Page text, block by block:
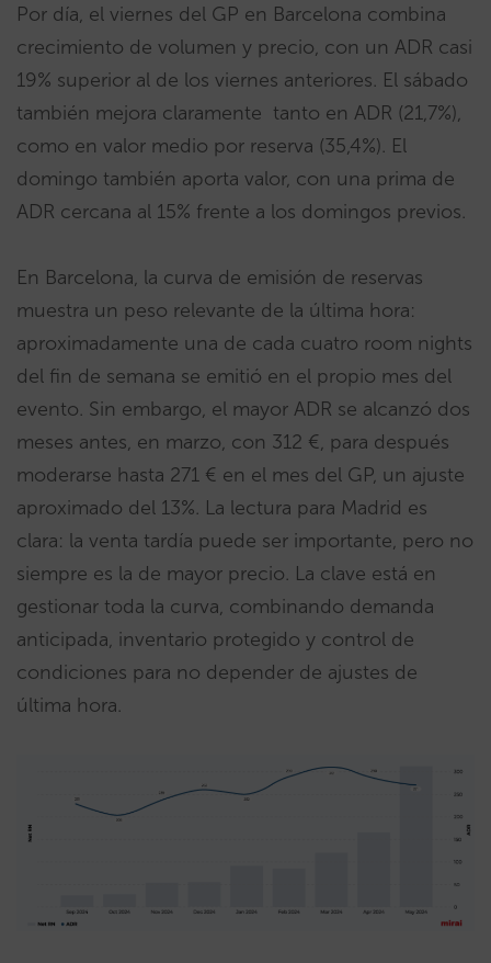
Por día, el viernes del GP en Barcelona combina
crecimiento de volumen y precio, con un ADR casi
19% superior al de los viernes anteriores. El sábado
también mejora claramente tanto en ADR (21,7%),
como en valor medio por reserva (35,4%). El
domingo también aporta valor, con una prima de
ADR cercana al 15% frente a los domingos previos.
En Barcelona, la curva de emisión de reservas
muestra un peso relevante de la última hora:
aproximadamente una de cada cuatro room nights
del fin de semana se emitió en el propio mes del
evento. Sin embargo, el mayor ADR se alcanzó dos
meses antes, en marzo, con 312 €, para después
moderarse hasta 271 € en el mes del GP, un ajuste
aproximado del 13%. La lectura para Madrid es
clara: la venta tardía puede ser importante, pero no
siempre es la de mayor precio. La clave está en
gestionar toda la curva, combinando demanda
anticipada, inventario protegido y control de
condiciones para no depender de ajustes de
última hora.